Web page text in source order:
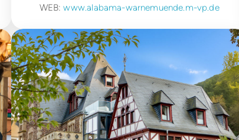
WEB:www.alabama-warnemuende.m-vp.de